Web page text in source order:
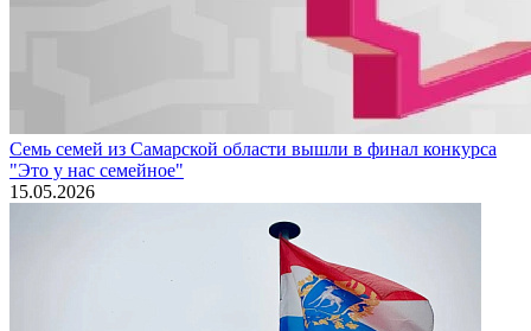
Семь семей из Самарской области вышли в финал конкурса
"Это у нас семейное"
15.05.2026